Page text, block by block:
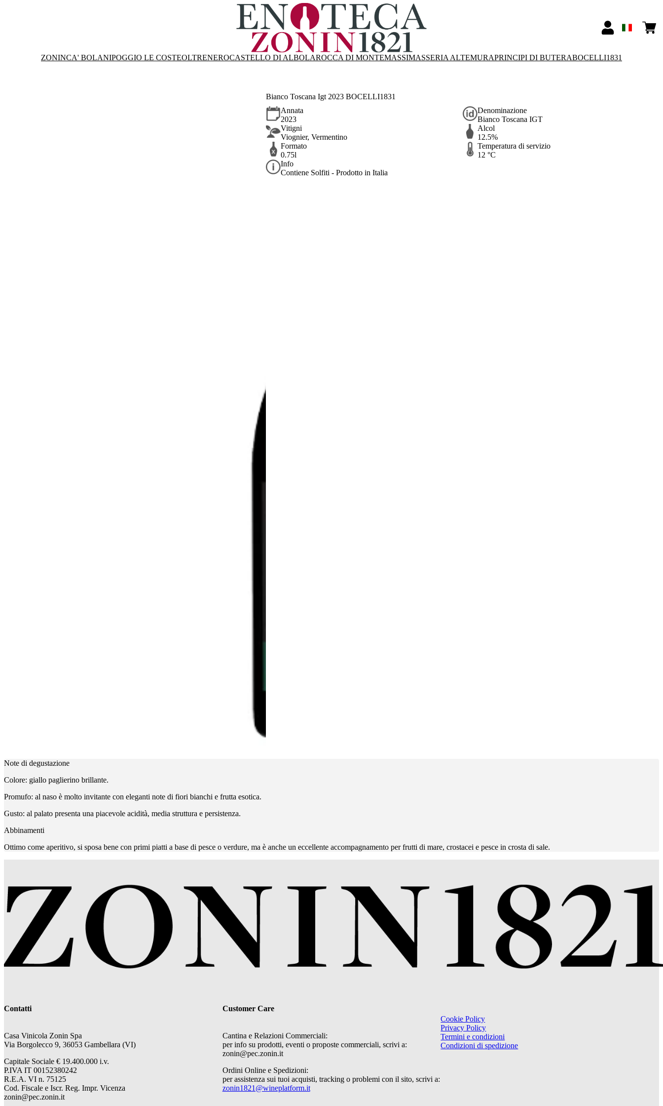
ZONINCA' BOLANIPOGGIO LE COSTEOLTRENEROCASTELLO DI ALBOLAROCCA DI MONTEMASSIMASSERIA ALTEMURAPRINCIPI DI BUTERABOCELLI1831
Bianco Toscana Igt 2023 BOCELLI1831
Annata
2023
Denominazione
Bianco Toscana IGT
Vitigni
Viognier, Vermentino
Alcol
12.5%
Formato
0.75l
Temperatura di servizio
12 °C
Info
Contiene Solfiti - Prodotto in Italia
Note di degustazione
Colore: giallo paglierino brillante.
Promufo: al naso è molto invitante con eleganti note di fiori bianchi e frutta esotica.
Gusto: al palato presenta una piacevole acidità, media struttura e persistenza.
Abbinamenti
Ottimo come aperitivo, si sposa bene con primi piatti a base di pesce o verdure, ma è anche un eccellente accompagnamento per frutti di mare, crostacei e pesce in crosta di sale.
Contatti
Casa Vinicola Zonin Spa
Via Borgolecco 9, 36053 Gambellara (VI)
Capitale Sociale € 19.400.000 i.v.
P.IVA IT 00152380242
R.E.A. VI n. 75125
Cod. Fiscale e Iscr. Reg. Impr. Vicenza
zonin@pec.zonin.it
Customer Care
Cantina e Relazioni Commerciali:
per info su prodotti, eventi o proposte commerciali, scrivi a:
zonin@pec.zonin.it
Ordini Online e Spedizioni:
per assistenza sui tuoi acquisti, tracking o problemi con il sito, scrivi a:
zonin1821@wineplatform.it
Cookie Policy
Privacy Policy
Termini e condizioni
Condizioni di spedizione